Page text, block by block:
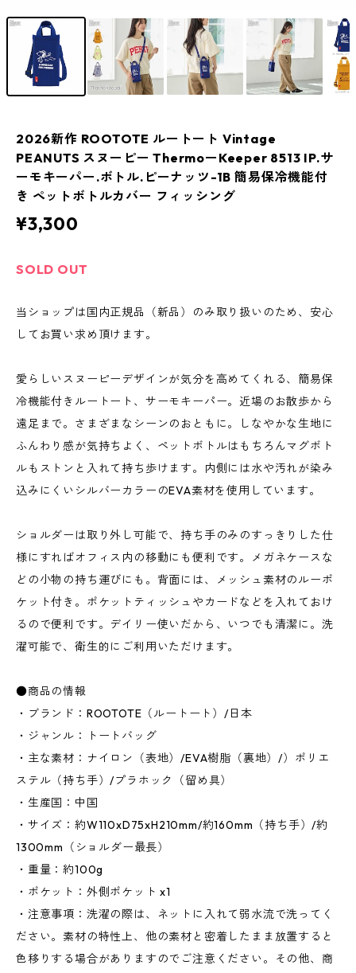
2026新作 ROOTOTE ルートート Vintage
PEANUTS スヌーピー ThermoーKeeper 8513 IP.サ
ーモキーパー.ボトル.ピーナッツ-1B 簡易保冷機能付
き ペットボトルカバー フィッシング
¥3,300
SOLD OUT
当ショップは国内正規品（新品）のみ取り扱いのため、安心
してお買い求め頂けます。
愛らしいスヌーピーデザインが気分を高めてくれる、簡易保
冷機能付きルートート、サーモキーパー。近場のお散歩から
遠足まで。さまざまなシーンのおともに。しなやかな生地に
ふんわり感が気持ちよく、ペットボトルはもちろんマグボト
ルもストンと入れて持ち歩けます。内側には水や汚れが染み
込みにくいシルバーカラーのEVA素材を使用しています。
ショルダーは取り外し可能で、持ち手のみのすっきりした仕
様にすればオフィス内の移動にも便利です。メガネケースな
どの小物の持ち運びにも。背面には、メッシュ素材のルーポ
ケット付き。ポケットティッシュやカードなどを入れておけ
るので便利です。デイリー使いだから、いつでも清潔に。洗
濯可能で、衛生的にご利用いただけます。
●商品の情報
・ブランド：ROOTOTE（ルートート）/日本
・ジャンル：トートバッグ
・主な素材：ナイロン（表地）/EVA樹脂（裏地）/）ポリエ
ステル（持ち手）/プラホック（留め具）
・生産国：中国
・サイズ：約W110xD75xH210mm/約160mm（持ち手）/約
1300mm（ショルダー最長）
・重量：約100g
・ポケット：外側ポケット x1
・注意事項：洗濯の際は、ネットに入れて弱水流で洗ってく
ださい。素材の特性上、他の素材と密着したまま放置すると
色移りする場合がありますのでご注意ください。その他、商